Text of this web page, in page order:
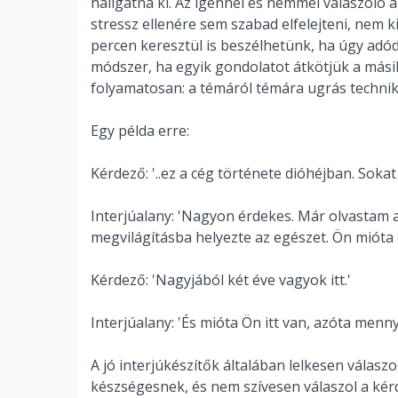
stressz ellenére sem szabad elfelejteni, nem
percen keresztül is beszélhetünk, ha úgy
módszer, ha egyik gondolatot átkötjük a
folyamatosan: a témáról témára ugrás
Egy példa erre:
Kérdező: '..ez a cég története dióhéjban.
Interjúalany: 'Nagyon érdekes. Már
megvilágításba helyezte az egészet. Ön
Kérdező: 'Nagyjából két éve vagyok itt.'
Interjúalany: 'És mióta Ön itt van, azóta
A jó interjúkészítők általában lelkesen
készségesnek, és nem szívesen válaszol a